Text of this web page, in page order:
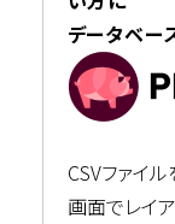
データベー
CSVファイ
画面でレイ